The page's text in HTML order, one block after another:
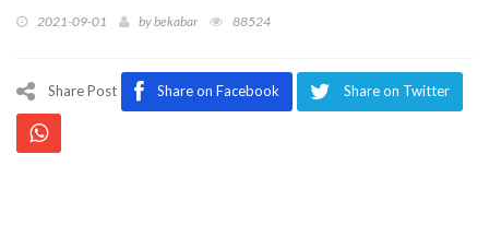
2021-09-01 bybekabar 88524
Share Post Share on Facebook Share on Twitter